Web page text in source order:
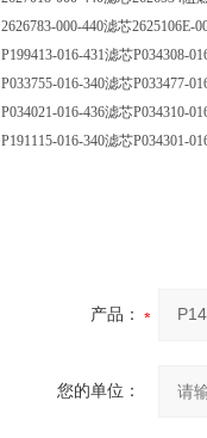
2626783-000-440滤芯2625106E-
P199413-016-431滤芯P034308-
P033755-016-340滤芯P033477-
P034021-016-436滤芯P034310-
P191115-016-340滤芯P034301-
产品：
您的单位：